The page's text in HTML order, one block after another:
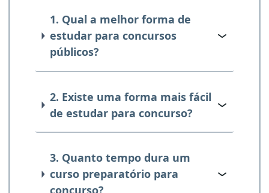
1. Qual a melhor forma de
estudar para concursos
públicos?
2. Existe uma forma mais fácil
de estudar para concurso?
3. Quanto tempo dura um
curso preparatório para